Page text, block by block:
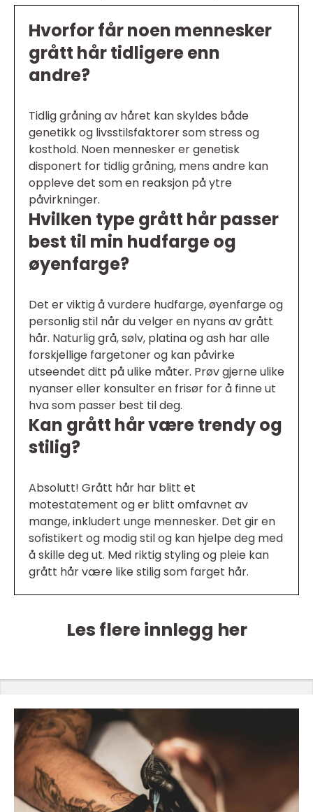
Hvorfor får noen mennesker
grått hår tidligere enn
andre?
Tidlig gråning av håret kan skyldes både
genetikk og livsstilsfaktorer som stress og
kosthold. Noen mennesker er genetisk
disponert for tidlig gråning, mens andre kan
oppleve det som en reaksjon på ytre
påvirkninger.
Hvilken type grått hår passer
best til min hudfarge og
øyenfarge?
Det er viktig å vurdere hudfarge, øyenfarge og
personlig stil når du velger en nyans av grått
hår. Naturlig grå, sølv, platina og ash har alle
forskjellige fargetoner og kan påvirke
utseendet ditt på ulike måter. Prøv gjerne ulike
nyanser eller konsulter en frisør for å finne ut
hva som passer best til deg.
Kan grått hår være trendy og
stilig?
Absolutt! Grått hår har blitt et
motestatement og er blitt omfavnet av
mange, inkludert unge mennesker. Det gir en
sofistikert og modig stil og kan hjelpe deg med
å skille deg ut. Med riktig styling og pleie kan
grått hår være like stilig som farget hår.
Les flere innlegg her